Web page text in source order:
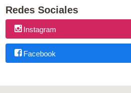
Redes Sociales
Instagram
Facebook